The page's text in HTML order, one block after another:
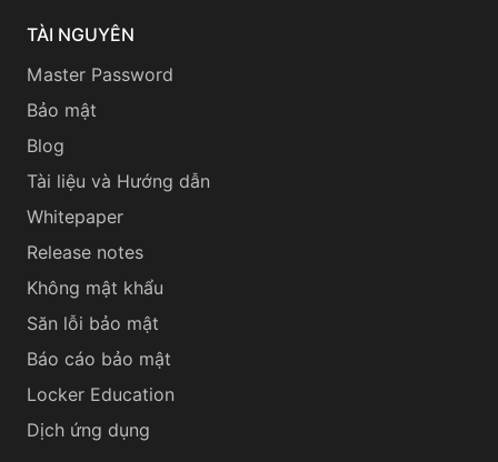
TÀI NGUYÊN
Master Password
Bảo mật
Blog
Tài liệu và Hướng dẫn
Whitepaper
Release notes
Không mật khẩu
Săn lỗi bảo mật
Báo cáo bảo mật
Locker Education
Dịch ứng dụng